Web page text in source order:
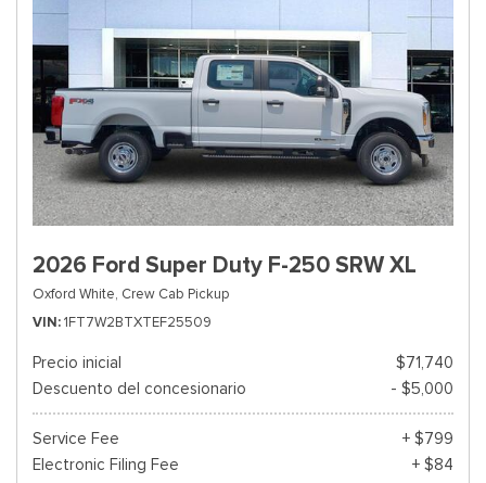
2026 Ford Super Duty F-250 SRW XL
Oxford White, Crew Cab Pickup
VIN 1FT7W2BTXTEF25509
Precio inicial
$71,740
Descuento del concesionario
- $5,000
Service Fee
+ $799
Electronic Filing Fee
+ $84